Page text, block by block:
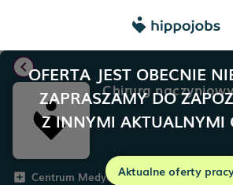
OFERTA JEST OBECNIE
ZAPRASZAMY DO
Z INNYMI AKTUALNYMI
Aktualne oferty
chevron_left
Chirurg naczyniowy
add_box Centrum Medyczne Insmind